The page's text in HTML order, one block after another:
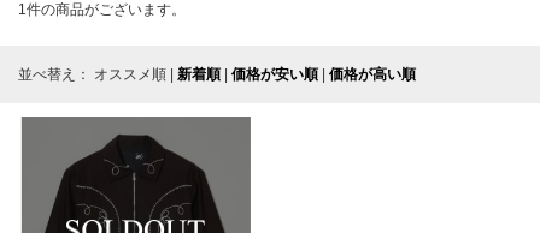
1件の商品がございます。
並べ替え： オススメ順 | 新着順 | 価格が安い順 | 価格が高い順